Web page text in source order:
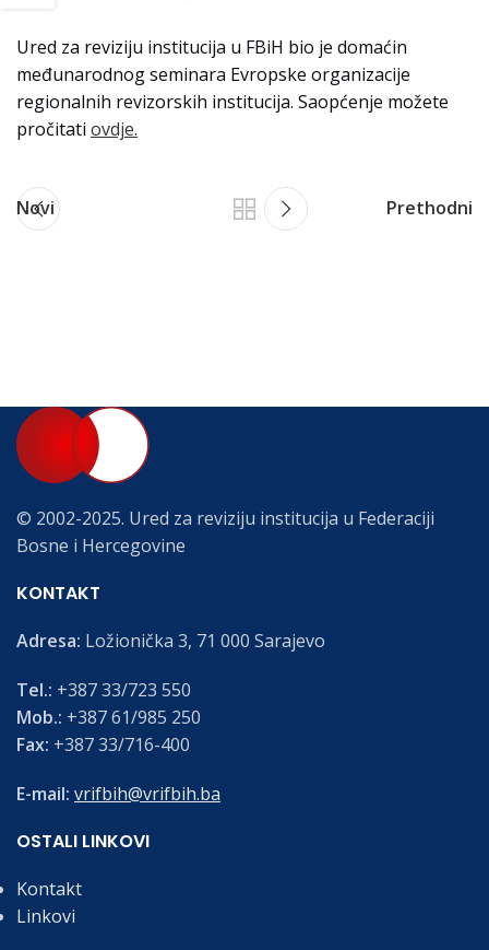
Ured za reviziju institucija u FBiH bio je domaćin
međunarodnog seminara Evropske organizacije
regionalnih revizorskih institucija. Saopćenje možete
pročitati ovdje.
Novi Prethodni
© 2002-2025. Ured za reviziju institucija u Federaciji
Bosne i Hercegovine
KONTAKT
Adresa: Ložionička 3, 71 000 Sarajevo
Tel.: +387 33/723 550
Mob.: +387 61/985 250
Fax: +387 33/716-400
E-mail: vrifbih@vrifbih.ba
OSTALI LINKOVI
Kontakt
Linkovi